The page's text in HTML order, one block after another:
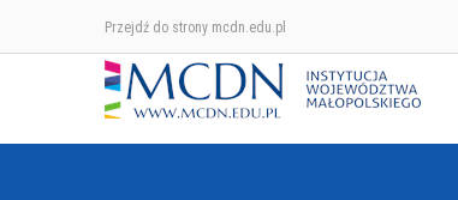
Przejdź do strony mcdn.edu.pl